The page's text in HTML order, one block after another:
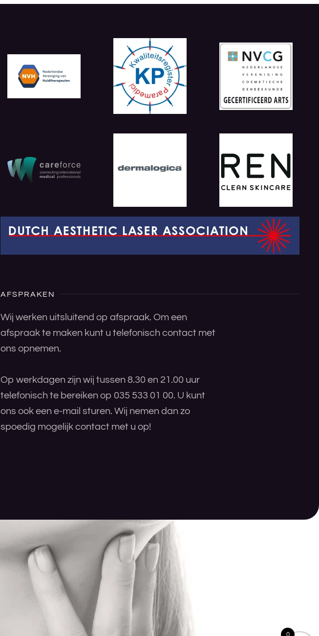
AFSPRAKEN
Wij werken uitsluitend op afspraak. Om een
afspraak te maken kunt u telefonisch contact met
ons opnemen.
Op werkdagen zijn wij tussen 8.30 en 21.00 uur
telefonisch te bereiken op 035 533 01 00. U kunt
ons ook een e-mail sturen. Wij nemen dan zo
spoedig mogelijk contact met u op!
0